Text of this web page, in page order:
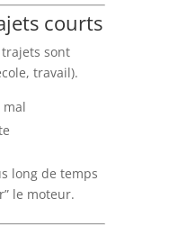
courts
sont
travail).
mal
long de temps
le moteur.